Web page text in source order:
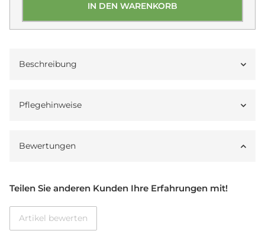
IN DEN WARENKORB
Beschreibung
Pflegehinweise
Bewertungen
Teilen Sie anderen Kunden Ihre Erfahrungen mit!
Artikel bewerten